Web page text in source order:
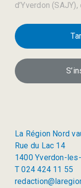
d’Yverdon
La Région Nord
Rue du Lac 14
1400 Yverdon-
T 024 424 11 55